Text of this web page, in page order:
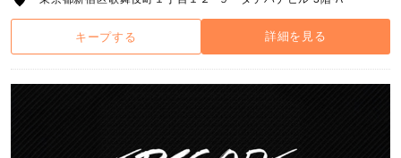
キープする 詳細を見る